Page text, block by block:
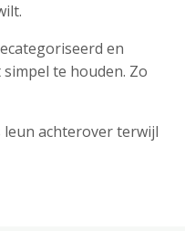
en
te houden. Zo
leun achterover terwijl